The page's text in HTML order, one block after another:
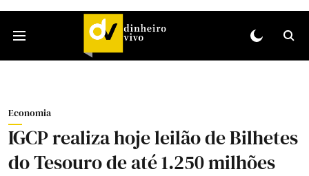
Economia
IGCP realiza hoje leilão de Bilhetes
do Tesouro de até 1.250 milhões